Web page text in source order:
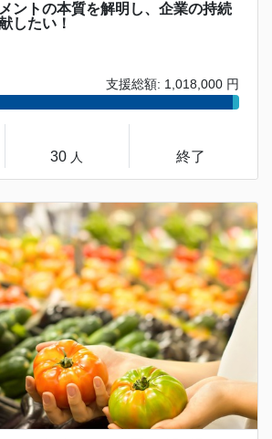
ントの本質を解明し、企業の持続
したい！
支援総額: 1,018,000 円
30 人 終了